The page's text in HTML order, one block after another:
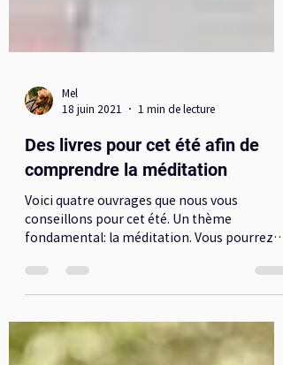
Mel
18 juin 2021
1 min de lecture
Des livres pour cet été afin de
comprendre la méditation
conseillons pour cet été. Un thème
fondamental: la méditation. Vous pourrez